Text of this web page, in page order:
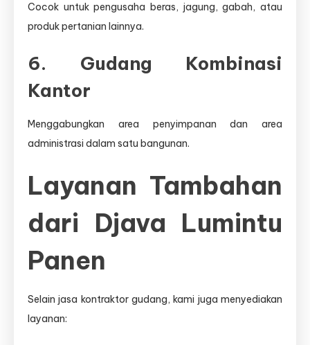
Cocok untuk pengusaha beras, jagung, gabah, atau
produk pertanian lainnya.
6. Gudang Kombinasi
Kantor
Menggabungkan area penyimpanan dan area
administrasi dalam satu bangunan.
Layanan Tambahan
dari Djava Lumintu
Panen
Selain jasa kontraktor gudang, kami juga menyediakan
layanan: